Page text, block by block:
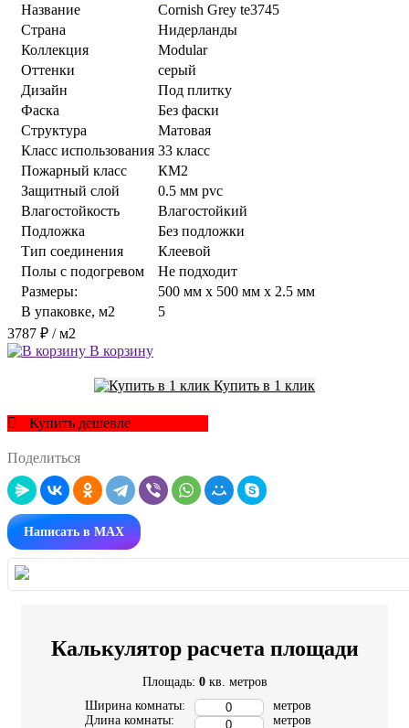
Название
Cornish Grey te3745
Страна
Нидерланды
Коллекция
Modular
Оттенки
серый
Дизайн
Под плитку
Фаска
Без фаски
Структура
Матовая
Класс использования 33 класс
Пожарный класс
КМ2
Защитный слой
0.5 мм pvc
Влагостойкость
Влагостойкий
Подложка
Без подложки
Тип соединения
Клеевой
Полы с подогревом
Не подходит
Размеры:
500 мм x 500 мм x 2.5 мм
В упаковке, м2
5
3787 ₽ / м2
В корзину
Купить в 1 клик
Купить дешевле
Поделиться
Написать в MAX
Калькулятор расчета площади
Площадь: 0 кв. метров
Ширина комнаты:
Длина комнаты:
метров
метров